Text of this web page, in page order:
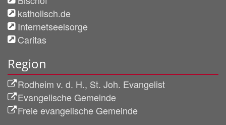
katholisch.de
Internetseelsorge
Caritas
Region
Rodheim v. d. H., St. Joh. Evangelist
Evangelische Gemeinde
Freie evangelische Gemeinde